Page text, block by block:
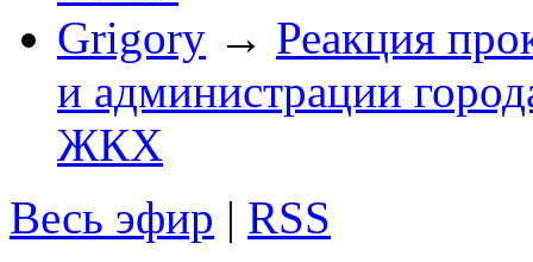
Grigory → Реакция
и администрации
ЖКХ
Весь эфир | RSS